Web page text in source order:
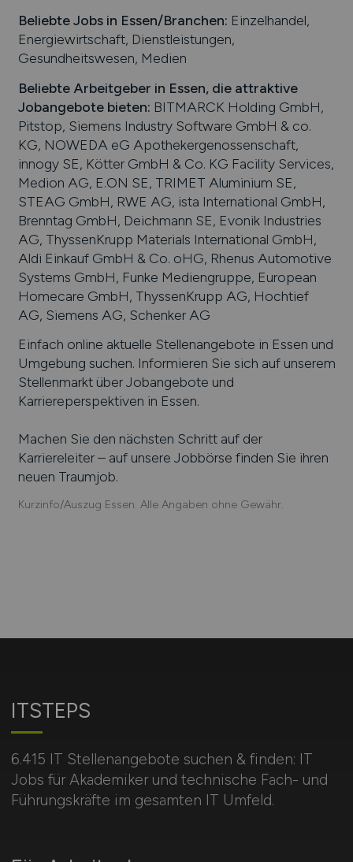
Beliebte Jobs in Essen/Branchen: Einzelhandel,
Energiewirtschaft, Dienstleistungen,
Gesundheitswesen, Medien
Beliebte Arbeitgeber in Essen, die attraktive
Jobangebote bieten: BITMARCK Holding GmbH,
Pitstop, Siemens Industry Software GmbH & co.
KG, NOWEDA eG Apothekergenossenschaft,
innogy SE, Kötter GmbH & Co. KG Facility Services,
Medion AG, E.ON SE, TRIMET Aluminium SE,
STEAG GmbH, RWE AG, ista International GmbH,
Brenntag GmbH, Deichmann SE, Evonik Industries
AG, ThyssenKrupp Materials International GmbH,
Aldi Einkauf GmbH & Co. oHG, Rhenus Automotive
Systems GmbH, Funke Mediengruppe, European
Homecare GmbH, ThyssenKrupp AG, Hochtief
AG, Siemens AG, Schenker AG
Einfach online aktuelle Stellenangebote in Essen und
Umgebung suchen. Informieren Sie sich auf unserem
Stellenmarkt über Jobangebote und
Karriereperspektiven in Essen.
Machen Sie den nächsten Schritt auf der
Karriereleiter – auf unsere Jobbörse finden Sie ihren
neuen Traumjob.
Kurzinfo/Auszug Essen. Alle Angaben ohne Gewähr.
ITSTEPS
6.415 IT Stellenangebote suchen & finden: IT
Jobs für Akademiker und technische Fach- und
Führungskräfte im gesamten IT Umfeld.